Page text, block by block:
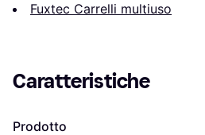
Fuxtec Carrelli multiuso
Caratteristiche
Prodotto